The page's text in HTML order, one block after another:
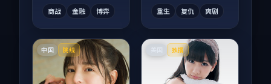
商战 金融 博弈 重生 复仇 爽剧
中国 院线 独播